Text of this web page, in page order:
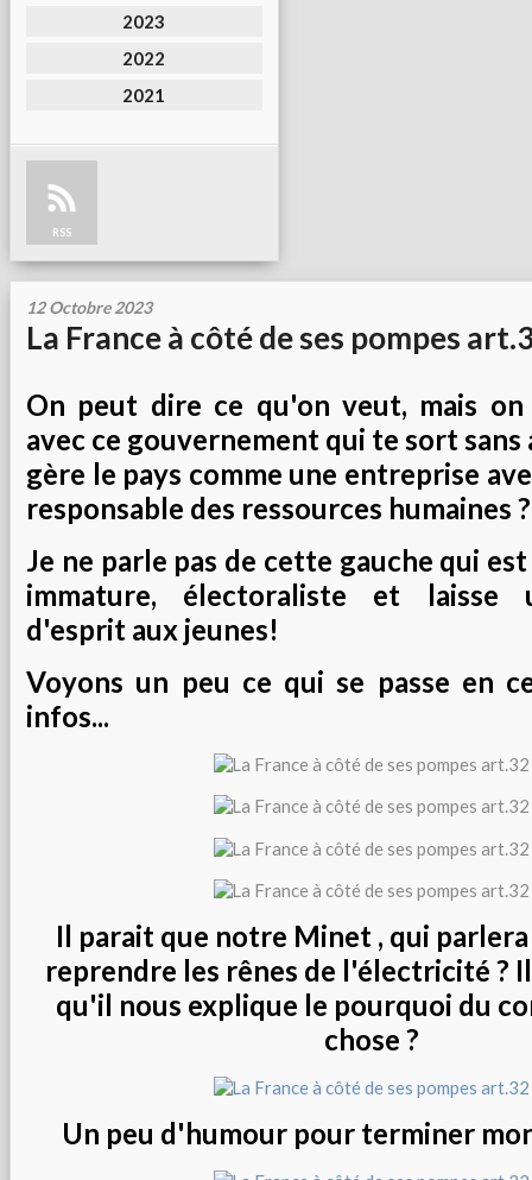
2023
2022
2021
RSS
12 Octobre 2023
La France à côté de ses pompes
On peut dire ce qu'on veut, mais
avec ce gouvernement qui te sort
gère le pays comme une entreprise
responsable des ressources humaines ?
Je ne parle pas de cette gauche qui
immature, électoraliste et laisse
d'esprit aux jeunes!
Voyons un peu ce qui se passe en
infos...
Il parait que notre Minet , qui
reprendre les rênes de l'électricité ?
qu'il nous explique le pourquoi du
chose ?
Un peu d'humour pour terminer